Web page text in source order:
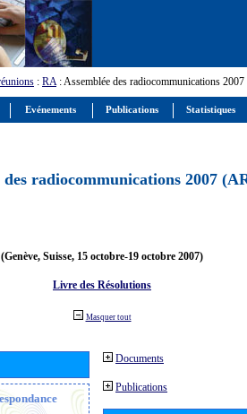
: RA: Assemblée des radiocommunications
des radiocommunications 2007
(Genève, Suisse, 15 octobre-19 octobre 2007)
Livre des Résolutions
Masquer tout
Documents
Publications
Evénements Publications Statistiques